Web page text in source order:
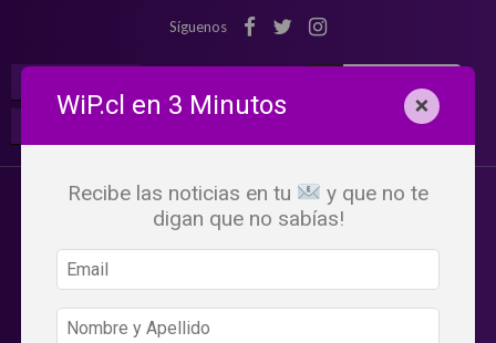
Síguenos
WiP.cl en 3 Minutos ×
Recibe las noticias en tu
y que no te
digan que no sabías!